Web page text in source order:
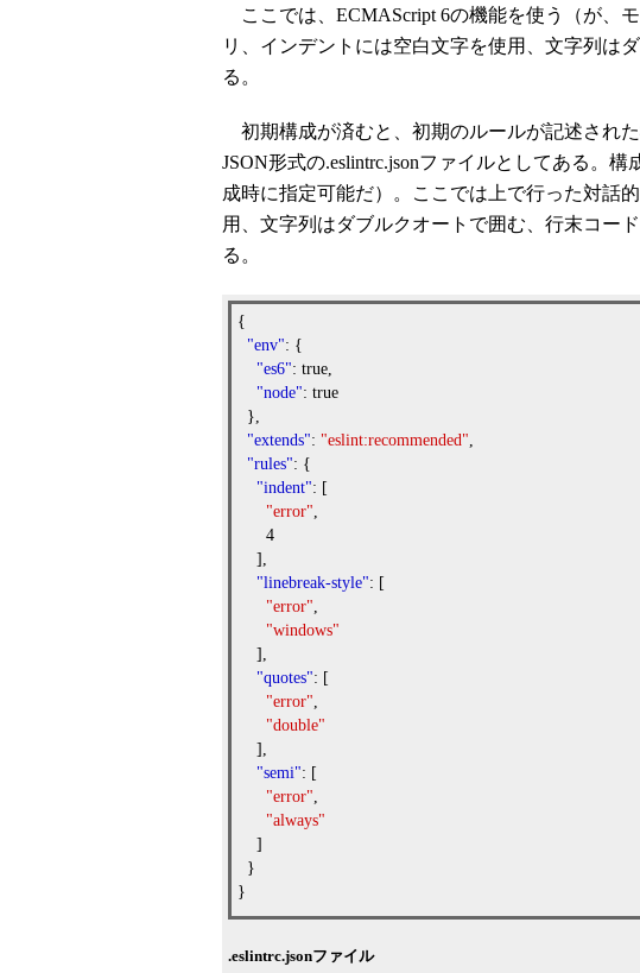
ここでは、ECMAScript 6の機能を使う（が、
リ、インデントには空白文字を使用、文字列は
る。
初期構成が済むと、初期のルールが記述され
JSON形式の.eslintrc.jsonファイルとしてある。
成時に指定可能だ）。ここでは上で行った対話
用、文字列はダブルクオートで囲む、行末コー
る。
{
"env": {
"es6": true,
"node": true
},
"extends": "eslint:recommended",
"rules": {
"indent": [
"error",
4
],
"linebreak-style": [
"error",
"windows"
],
"quotes": [
"error",
"double"
],
"semi": [
"error",
"always"
]
}
}
.eslintrc.jsonファイル